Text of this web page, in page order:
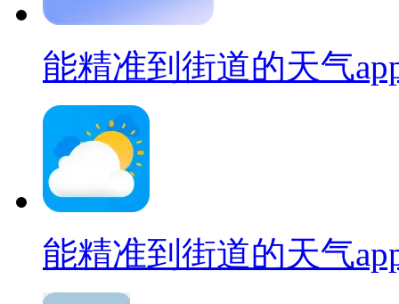
能精准到街道的天气
能精准到街道的天气